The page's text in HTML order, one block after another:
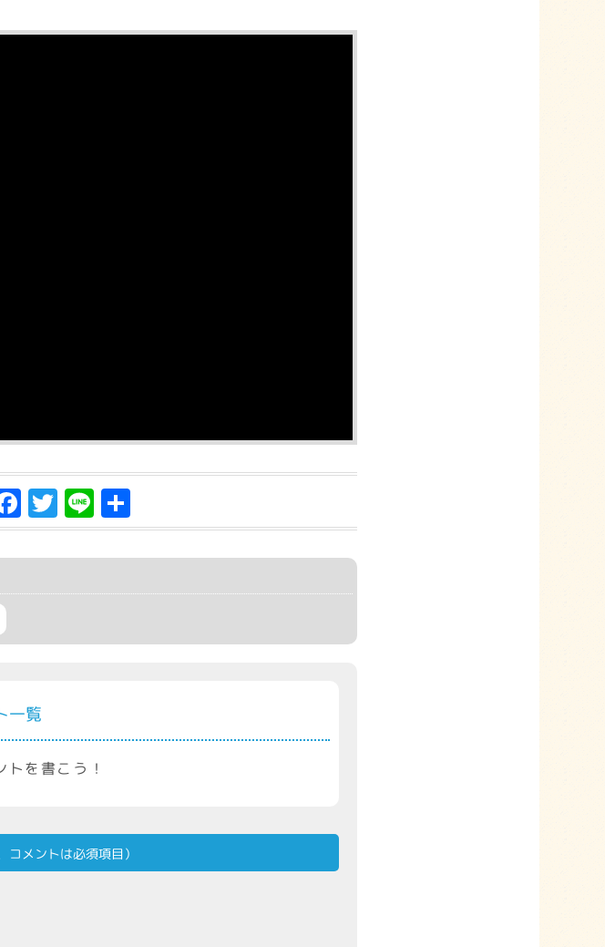
Facebook
Twitter
Line
有
一覧
を書こう！
コメントは必須項目）